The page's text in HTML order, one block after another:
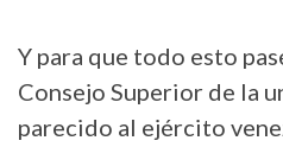
Y para que todo esto
Consejo Superior de la
parecido al ejército